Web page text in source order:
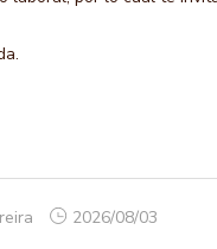
2026/08/03